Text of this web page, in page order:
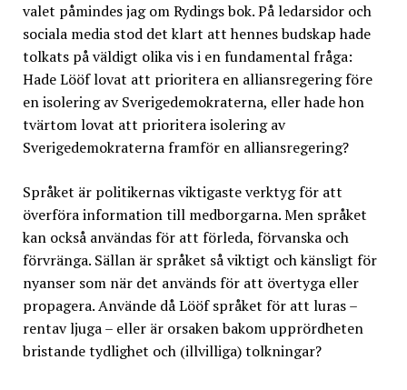
valet påmindes jag om Rydings bok. På ledarsidor och
sociala media stod det klart att hennes budskap hade
tolkats på väldigt olika vis i en fundamental fråga:
Hade Lööf lovat att prioritera en alliansregering före
en isolering av Sverigedemokraterna, eller hade hon
tvärtom lovat att prioritera isolering av
Sverigedemokraterna framför en alliansregering?
Språket är politikernas viktigaste verktyg för att
överföra information till medborgarna. Men språket
kan också användas för att förleda, förvanska och
förvränga. Sällan är språket så viktigt och känsligt för
nyanser som när det används för att övertyga eller
propagera. Använde då Lööf språket för att luras –
rentav ljuga – eller är orsaken bakom upprördheten
bristande tydlighet och (illvilliga) tolkningar?